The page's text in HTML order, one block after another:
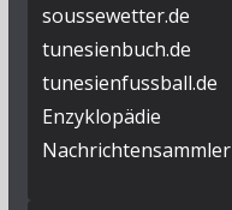
soussewetter.de
tunesienbuch.de
tunesienfussball.de
Enzyklopädie
Nachrichtensammler